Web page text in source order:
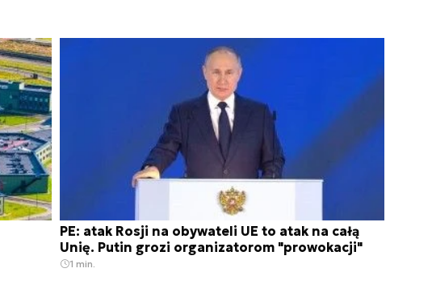
PE: atak Rosji na obywateli UE to atak na całą
Unię. Putin grozi organizatorom "prowokacji"
1 min.